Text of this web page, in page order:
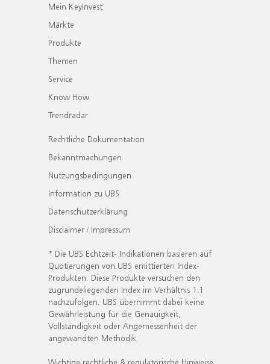
Mein KeyInvest
Märkte
Produkte
Themen
Service
Know How
Trendradar
Rechtliche Dokumentation
Bekanntmachungen
Nutzungsbedingungen
Information zu UBS
Datenschutzerklärung
Disclaimer / Impressum
* Die UBS Echtzeit- Indikationen basieren auf
Quotierungen von UBS emittierten Index-
Produkten. Diese Produkte versuchen den
zugrundeliegenden Index im Verhältnis 1:1
nachzufolgen. UBS übernimmt dabei keine
Gewährleistung für die Genauigkeit,
Vollständigkeit oder Angemessenheit der
angewandten Methodik.